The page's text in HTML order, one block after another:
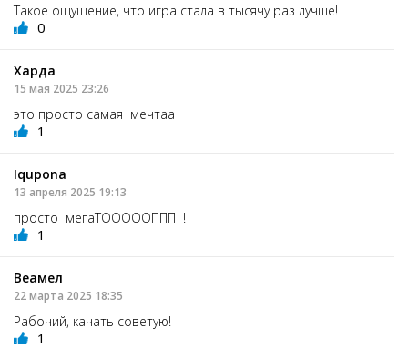
Такое ощущение, что игра стала в тысячу раз лучше!
0
Харда
15 мая 2025 23:26
это просто самая мечтаа
1
Iqupona
13 апреля 2025 19:13
просто мегаТОООООППП !
1
Веамел
22 марта 2025 18:35
Рабочий, качать советую!
1